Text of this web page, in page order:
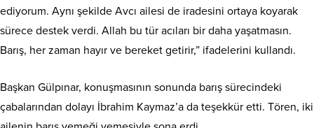
ediyorum. Aynı şekilde Avcı ailesi de iradesini ortaya koyarak
sürece destek verdi. Allah bu tür acıları bir daha yaşatmasın.
Barış, her zaman hayır ve bereket getirir,” ifadelerini kullandı.
Başkan Gülpınar, konuşmasının sonunda barış sürecindeki
çabalarından dolayı İbrahim Kaymaz’a da teşekkür etti. Tören, iki